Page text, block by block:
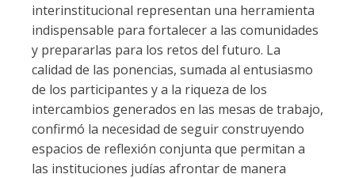
interinstitucional representan una herramienta
indispensable para fortalecer a las comunidades
y prepararlas para los retos del futuro. La
calidad de las ponencias, sumada al entusiasmo
de los participantes y a la riqueza de los
intercambios generados en las mesas de trabajo,
confirmó la necesidad de seguir construyendo
espacios de reflexión conjunta que permitan a
las instituciones judías afrontar de manera